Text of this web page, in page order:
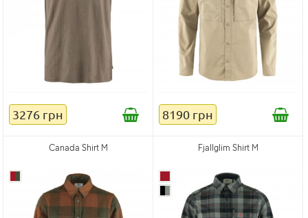
3276 грн 8190 грн
Canada Shirt M Fjallglim Shirt M